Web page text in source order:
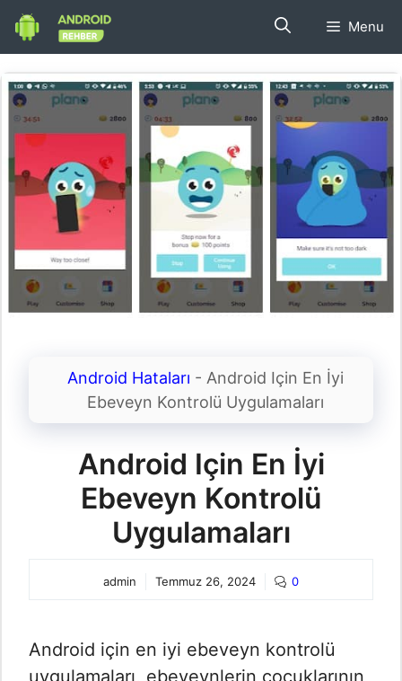
İçeriğe
atla
Menu
Android Hataları - Android Için En İyi
Ebeveyn Kontrolü Uygulamaları
Android Için En İyi
Ebeveyn Kontrolü
Uygulamaları
admin Temmuz 26, 2024 0
Android için en iyi ebeveyn kontrolü
uygulamaları, ebeveynlerin çocuklarının